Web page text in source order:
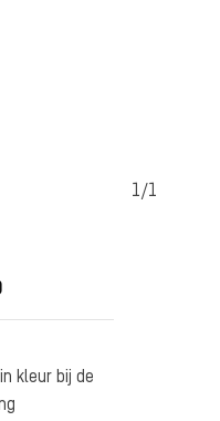
1/1
kleur bij de